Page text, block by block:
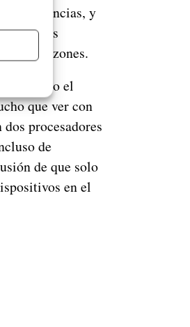
exigencias, y
en sus
razones.
este caso el
que ver con
procesadores
de
de que solo
en el